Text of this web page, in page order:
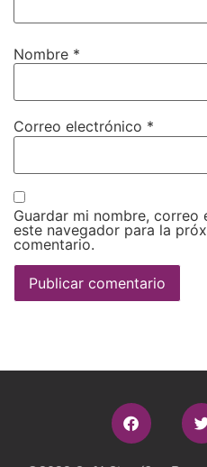
Nombre *
Correo electrónico *
Guardar mi nombre,
este navegador para la
comentario.